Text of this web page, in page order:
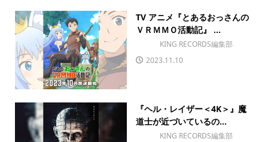
TV アニメ『とあるおっさんの
ＶＲＭＭＯ活動記』 ...
KING RECORDS編集部
2023.11.10
『ヘル・レイザー＜4K＞』魔
道士が近づいているの...
KING RECORDS編集部